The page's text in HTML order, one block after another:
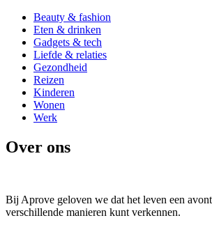
Beauty & fashion
Eten & drinken
Gadgets & tech
Liefde & relaties
Gezondheid
Reizen
Kinderen
Wonen
Werk
Over ons
Bij Aprove geloven we dat het leven een
verschillende manieren kunt verkennen.